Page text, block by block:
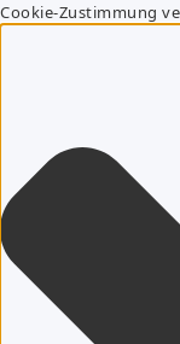
Cookie-Zustimmung